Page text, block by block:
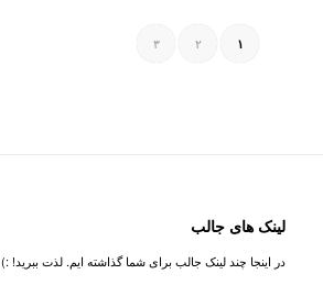
۱ ۲ ۳
لینک های جالب
در اینجا چند لینک جالب برای شما گذاشته ایم. لذت ببرید! :)